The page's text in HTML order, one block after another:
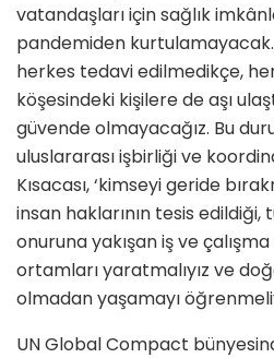
vatandaşları için sağlık
pandemiden
herkes tedavi edilmedikçe,
köşesindeki kişilere de aşı
güvende olmayacağız. Bu
uluslararası işbirliği ve
Kısacası, ‘kimseyi geride
insan haklarının tesis edildiği,
onuruna yakışan iş ve
ortamları yaratmalıyız ve
olmadan yaşamayı
UN Global Compact